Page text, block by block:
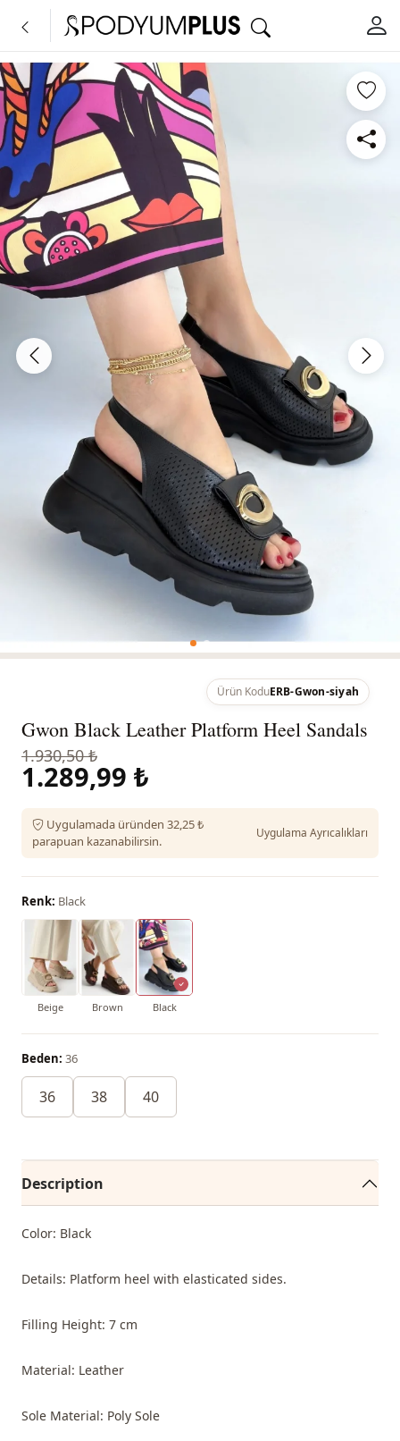
Ürün KoduERB-Gwon-siyah
Gwon Black Leather Platform Heel Sandals
1.930,50 ₺
1.289,99 ₺
Uygulamada üründen 32,25 ₺
parapuan kazanabilirsin.
Uygulama Ayrıcalıkları
Renk: Black
Beige Brown Black
Beden: 36
36 38 40
Description
Color: Black
Details: Platform heel with elasticated sides.
Filling Height: 7 cm
Material: Leather
Sole Material: Poly Sole